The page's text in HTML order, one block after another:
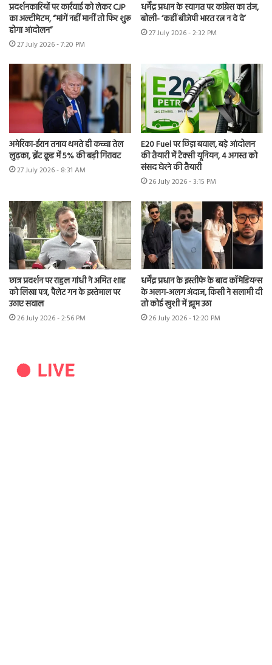
प्रदर्शनकारियों पर कार्रवाई को लेकर CJP
का अल्टीमेटम, “मांगें नहीं मानीं तो फिर शुरू
होगा आंदोलन”
27 July 2026 - 7:20 PM
धर्मेंद्र प्रधान के स्वागत पर कांग्रेस का तंज,
बोली- ‘कहीं बीजेपी भारत रत्न न दे दे’
27 July 2026 - 2:32 PM
अमेरिका-ईरान तनाव थमते ही कच्चा तेल
लुढ़का, ब्रेंट क्रूड में 5% की बड़ी गिरावट
27 July 2026 - 8:31 AM
E20 Fuel पर छिड़ा बवाल, बड़े आंदोलन
की तैयारी में टैक्सी यूनियन, 4 अगस्त को
संसद घेरने की तैयारी
26 July 2026 - 3:15 PM
छात्र प्रदर्शन पर राहुल गांधी ने अमित शाह
को लिखा पत्र, पैलेट गन के इस्तेमाल पर
उठाए सवाल
26 July 2026 - 2:56 PM
धर्मेंद्र प्रधान के इस्तीफे के बाद कॉमेडियन्स
के अलग-अलग अंदाज, किसी ने सलामी दी
तो कोई खुशी में झूम उठा
26 July 2026 - 12:20 PM